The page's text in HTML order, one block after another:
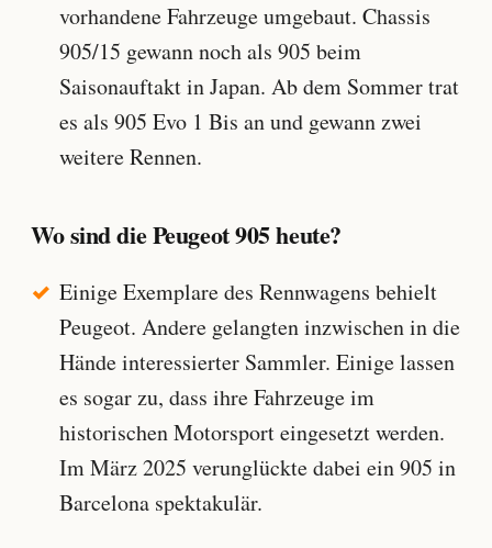
vorhandene Fahrzeuge umgebaut. Chassis
905/15 gewann noch als 905 beim
Saisonauftakt in Japan. Ab dem Sommer trat
es als 905 Evo 1 Bis an und gewann zwei
weitere Rennen.
Wo sind die Peugeot 905 heute?
Einige Exemplare des Rennwagens behielt
Peugeot. Andere gelangten inzwischen in die
Hände interessierter Sammler. Einige lassen
es sogar zu, dass ihre Fahrzeuge im
historischen Motorsport eingesetzt werden.
Im März 2025 verunglückte dabei ein 905 in
Barcelona spektakulär.